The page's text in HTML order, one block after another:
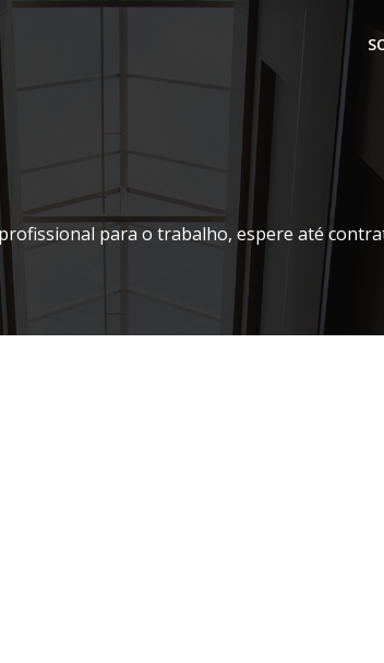
para o trabalho, espere até